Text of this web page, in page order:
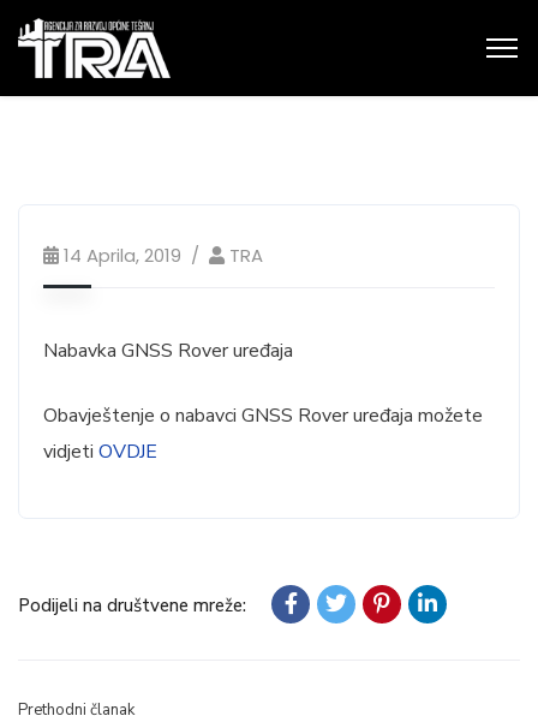
14 Aprila, 2019 TRA
Nabavka GNSS Rover uređaja
Obavještenje o nabavci GNSS Rover uređaja možete
vidjeti OVDJE
Podijeli na društvene mreže:
Prethodni članak